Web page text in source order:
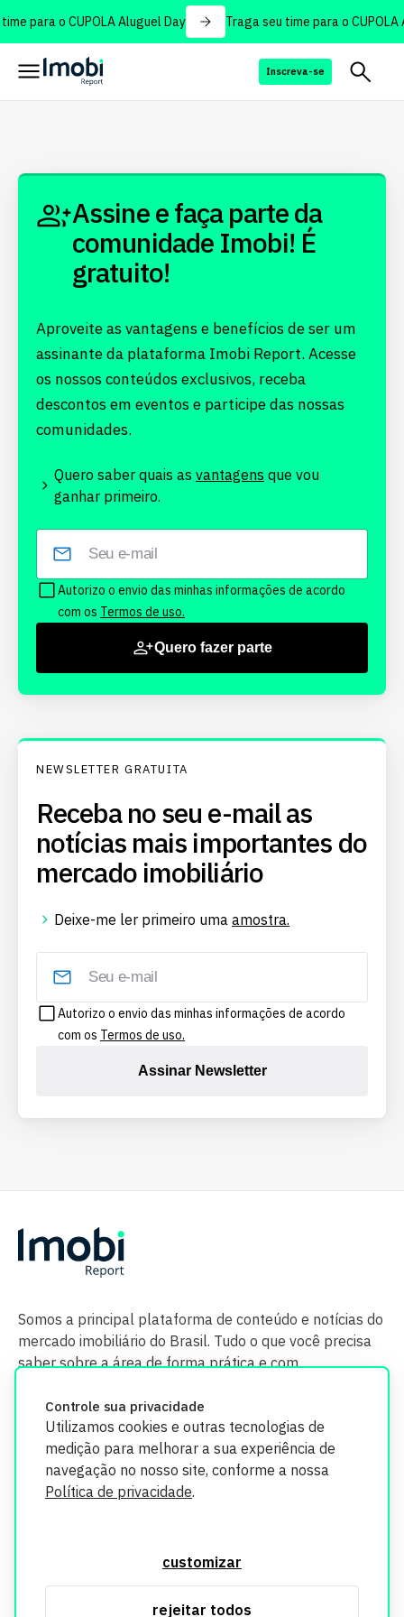
para o CUPOLA Aluguel Day Traga seu time para o CUPOLA
Inscreva-se
Controle sua privacidade
Utilizamos cookies e outras tecnologias de
medição para melhorar a sua experiência de
navegação no nosso site, conforme a nossa
Política de privacidade.
customizar
rejeitar todos
Assine e faça parte da
comunidade Imobi! É
gratuito!
Aproveite as vantagens e benefícios de ser um
assinante da plataforma Imobi Report. Acesse
os nossos conteúdos exclusivos, receba
descontos em eventos e participe das nossas
comunidades.
Quero saber quais as vantagens que vou
ganhar primeiro.
Autorizo o envio das minhas informações de acordo
com os Termos de uso.
Quero fazer parte
NEWSLETTER GRATUITA
Receba no seu e-mail as
notícias mais importantes do
mercado imobiliário
Deixe-me ler primeiro uma amostra.
Autorizo o envio das minhas informações de acordo
com os Termos de uso.
Assinar Newsletter
Somos a principal plataforma de conteúdo e notícias do
mercado imobiliário do Brasil. Tudo o que você precisa
saber sobre a área de forma prática e com
segurança. Todos os dados coletados em nosso site são
utilizados exclusivamente para fins de aprimoramento de
informações, consulte nossa Política de Privacidade.